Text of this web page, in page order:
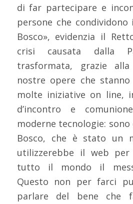
di far partecipare e
persone che
Bosco», evidenzia il
crisi causata dalla
trasformata, grazie
nostre opere che
molte iniziative on line,
d’incontro e
moderne tecnologie:
Bosco, che è stato un
utilizzerebbe il web
tutto il mondo il
Questo non per farci
parlare del bene che